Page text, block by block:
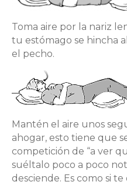
Toma aire por la nariz
tu estómago se hincha
el pecho.
Mantén el aire unos
ahogar, esto tiene que
competición de “a ver
suéltalo poco a poco
desciende. Es como si